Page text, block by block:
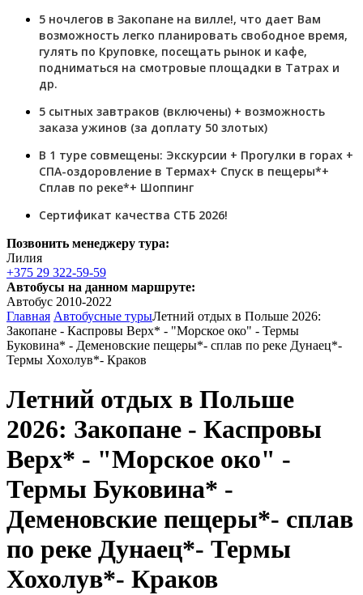
5 ночлегов в Закопане на вилле!, что дает Вам
возможность легко планировать свободное время,
гулять по Круповке, посещать рынок и кафе,
подниматься на смотровые площадки в Татрах и
др.
5 сытных завтраков (включены) + возможность
заказа ужинов (за доплату 50 злотых)
В 1 туре совмещены: Экскурсии + Прогулки в горах +
СПА-оздоровление в Термах+ Спуск в пещеры*+
Сплав по реке*+ Шоппинг
Сертификат качества СТБ 2026!
Позвонить менеджеру тура:
Лилия
+375 29 322-59-59
Автобусы на данном маршруте:
Автобус 2010-2022
Главная Автобусные турыЛетний отдых в Польше 2026:
Закопане - Каспровы Верх* - "Морское око" - Термы
Буковина* - Деменовские пещеры*- сплав по реке Дунаец*-
Термы Хохолув*- Краков
Летний отдых в Польше
2026: Закопане - Каспровы
Верх* - "Морское око" -
Термы Буковина* -
Деменовские пещеры*- сплав
по реке Дунаец*- Термы
Хохолув*- Краков